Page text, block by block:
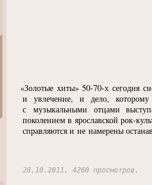
«Золотые хиты» 50-70-х сегодня
и увлечение, и дело, которому
с музыкальными отцами
поколением в ярославской рок-
справляются и не намерены
28.10.2011, 4260 просмотров.